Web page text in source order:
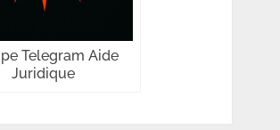
Telegram Aide
Juridique